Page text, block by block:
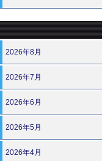
2026年8月
2026年7月
2026年6月
2026年5月
2026年4月